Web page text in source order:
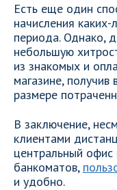
Есть еще один
начисления
периода. Однако,
небольшую
из знакомых и
магазине, получив
размере
В заключение,
клиентами
центральный
банкоматов,
и удобно.